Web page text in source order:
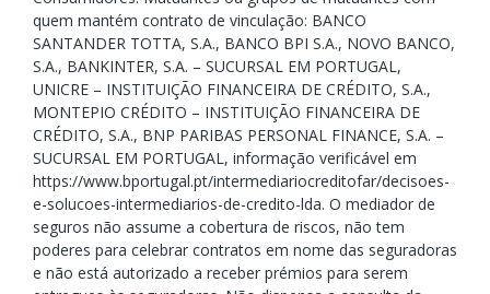
quem mantém contrato de vinculação: BANCO
SANTANDER TOTTA, S.A., BANCO BPI S.A., NOVO BANCO,
S.A., BANKINTER, S.A. – SUCURSAL EM PORTUGAL,
UNICRE – INSTITUIÇÃO FINANCEIRA DE CRÉDITO, S.A.,
MONTEPIO CRÉDITO – INSTITUIÇÃO FINANCEIRA DE
CRÉDITO, S.A., BNP PARIBAS PERSONAL FINANCE, S.A. –
SUCURSAL EM PORTUGAL, informação verificável em
https://www.bportugal.pt/intermediariocreditofar/decisoes-
e-solucoes-intermediarios-de-credito-lda. O mediador de
seguros não assume a cobertura de riscos, não tem
poderes para celebrar contratos em nome das seguradoras
e não está autorizado a receber prémios para serem